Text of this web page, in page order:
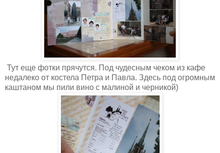
Тут еще фотки прячутся. Под чудесным чеком из кафе
недалеко от костела Петра и Павла. Здесь под огромным
каштаном мы пили вино с малиной и черникой)